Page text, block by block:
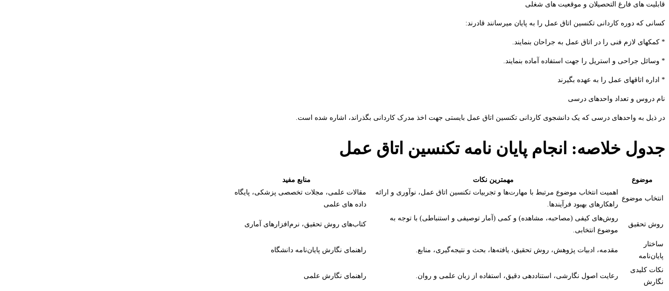
قابلیت های فارغ التحصیلان و موقعیت های شغلی
کسانی که دوره کاردانی تکنسین اتاق عمل را به پایان میرسانند قادرند:
* کمکهای لازم فنی را در اتاق عمل به جراحان بنمایند.
* وسائل جراحی و استریل را جهت استفاده آماده بنمایند.
* اداره اتاقهای عمل را به عهده بگیرند
نام دروس و تعداد واحدهای درسی
در ذیل به واحدهای درسی که یک دانشجوی کاردانی تکنسین اتاق عمل بایستی جهت اخذ مدرک کاردانی بگذراند، اشاره شده است.
جدول خلاصه: انجام پایان نامه تکنسین اتاق عمل
موضوع مهمترین نکات منابع مفید
انتخاب موضوع
اهمیت انتخاب موضوع مرتبط با مهارت‌ها و تجربیات تکنسین اتاق عمل، نوآوری و ارائه
راهکارهای بهبود فرآیندها.
مقالات علمی، مجلات تخصصی پزشکی، پایگاه
داده های علمی
روش تحقیق
روش‌های کیفی (مصاحبه، مشاهده) و کمی (آمار توصیفی و استنباطی) با توجه به
موضوع انتخابی.
کتاب‌های روش تحقیق، نرم‌افزارهای آماری
ساختار
پایان‌نامه
مقدمه، ادبیات پژوهش، روش تحقیق، یافته‌ها، بحث و نتیجه‌گیری، منابع. راهنمای نگارش پایان‌نامه دانشگاه
نکات کلیدی
نگارش
رعایت اصول نگارشی، استناددهی دقیق، استفاده از زبان علمی و روان. راهنمای نگارش علمی